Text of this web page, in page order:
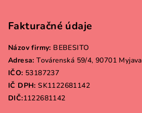
Fakturačné údaje
Názov firmy: BEBESITO
Adresa: Továrenská 59/4, 90701 Myjava
IČO: 53187237
IČ DPH: SK1122681142
DIČ:1122681142